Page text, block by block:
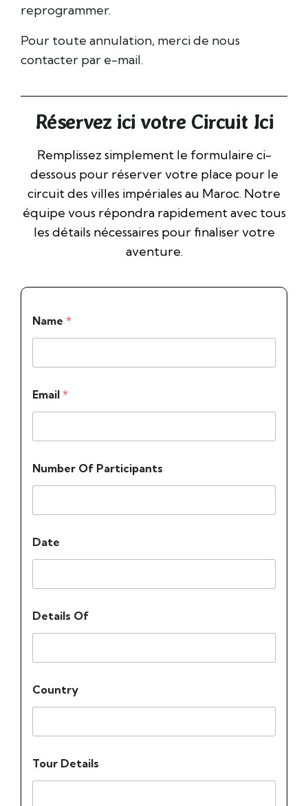
reprogrammer.
Pour toute annulation, merci de nous
contacter par e-mail.
Réservez ici votre Circuit Ici
Remplissez simplement le formulaire ci-
dessous pour réserver votre place pour le
circuit des villes impériales au Maroc. Notre
équipe vous répondra rapidement avec tous
les détails nécessaires pour finaliser votre
aventure.
Name *
Email *
Number Of Participants
Date
Details Of
Country
Tour Details